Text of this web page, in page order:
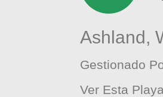
Ashland,
Gestionado
Ver Esta